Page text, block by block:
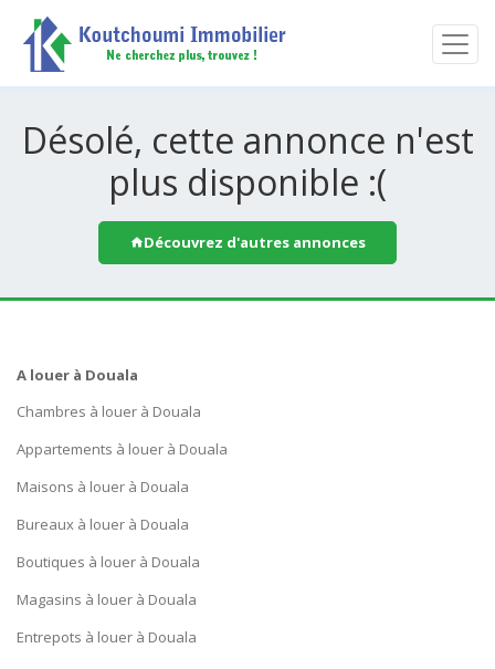
Désolé, cette annonce n'est
plus disponible :(
Découvrez d'autres annonces
A louer à Douala
Chambres à louer à Douala
Appartements à louer à Douala
Maisons à louer à Douala
Bureaux à louer à Douala
Boutiques à louer à Douala
Magasins à louer à Douala
Entrepots à louer à Douala